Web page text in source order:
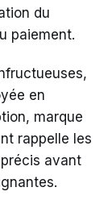
du
paiement.
en
marque
rappelle les
avant